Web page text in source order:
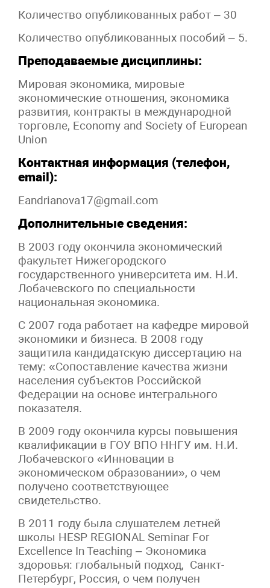
Количество опубликованных работ – 30
Количество опубликованных пособий – 5.
Преподаваемые дисциплины:
Мировая экономика, мировые
экономические отношения, экономика
развития, контракты в международной
торговле, Economy and Society of European
Union
Контактная информация (телефон,
email):
Eandrianova17@gmail.com
Дополнительные сведения:
В 2003 году окончила экономический
факультет Нижегородского
государственного университета им. Н.И.
Лобачевского по специальности
национальная экономика.
С 2007 года работает на кафедре мировой
экономики и бизнеса. В 2008 году
защитила кандидатскую диссертацию на
тему: «Сопоставление качества жизни
населения субъектов Российской
Федерации на основе интегрального
показателя.
В 2009 году окончила курсы повышения
квалификации в ГОУ ВПО ННГУ им. Н.И.
Лобачевского «Инновации в
экономическом образовании», о чем
получено соответствующее
свидетельство.
В 2011 году была слушателем летней
школы HESP REGIONAL Seminar For
Excellence In Teaching – Экономика
здоровья: глобальный подход, Санкт-
Петербург, Россия, о чем получен